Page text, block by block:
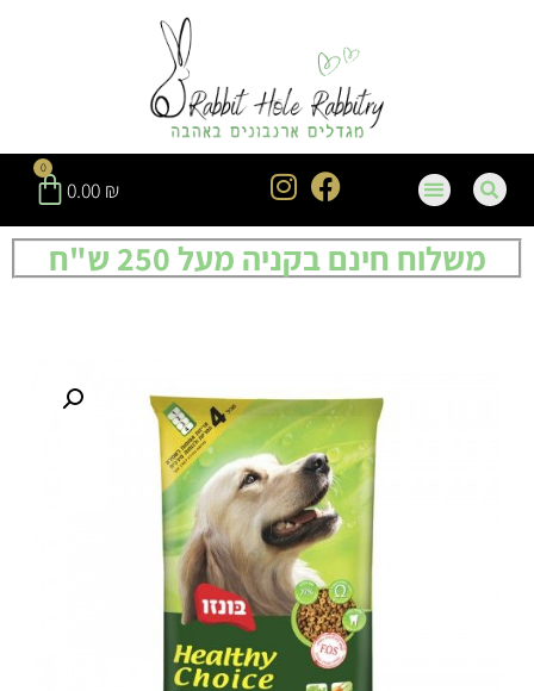
0.00 ₪
0
משלוח חינם בקניה מעל 250 ש"ח